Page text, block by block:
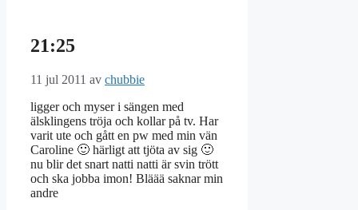
21:25
11 jul 2011 av chubbie
ligger och myser i sängen med
älsklingens tröja och kollar på tv. Har
varit ute och gått en pw med min vän
Caroline 🙂 härligt att tjöta av sig 🙂
nu blir det snart natti natti är svin trött
och ska jobba imon! Bläää saknar min
andre